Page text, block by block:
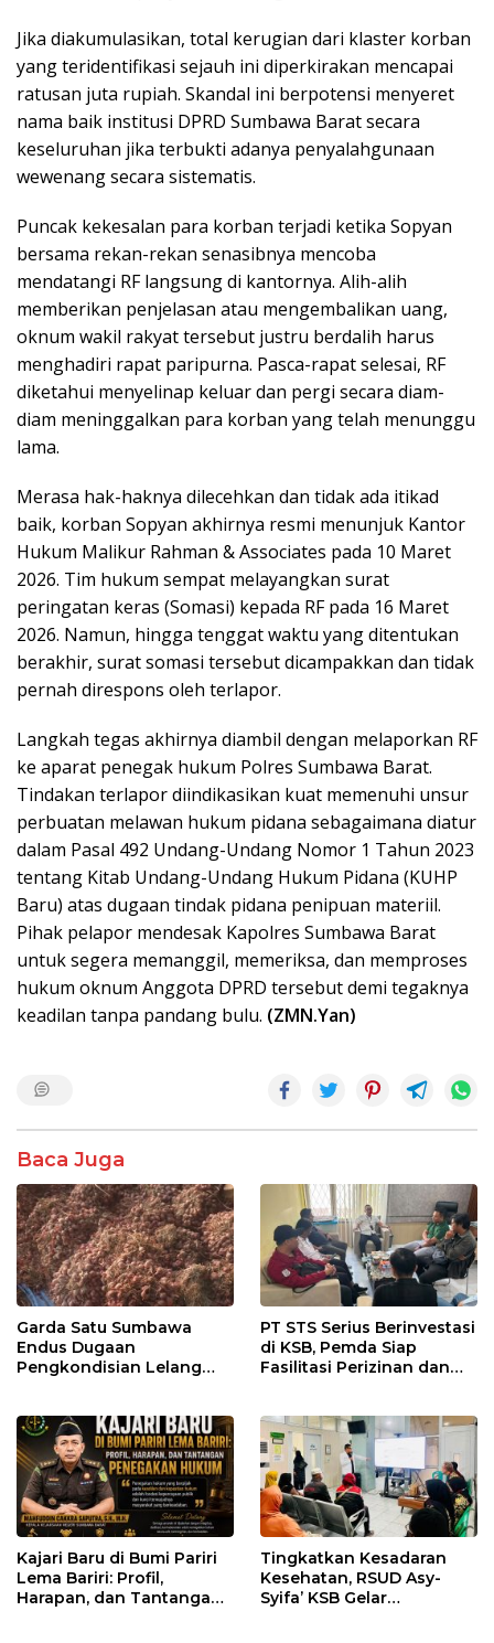
Jika diakumulasikan, total kerugian dari klaster korban
yang teridentifikasi sejauh ini diperkirakan mencapai
ratusan juta rupiah. Skandal ini berpotensi menyeret
nama baik institusi DPRD Sumbawa Barat secara
keseluruhan jika terbukti adanya penyalahgunaan
wewenang secara sistematis.
Puncak kekesalan para korban terjadi ketika Sopyan
bersama rekan-rekan senasibnya mencoba
mendatangi RF langsung di kantornya. Alih-alih
memberikan penjelasan atau mengembalikan uang,
oknum wakil rakyat tersebut justru berdalih harus
menghadiri rapat paripurna. Pasca-rapat selesai, RF
diketahui menyelinap keluar dan pergi secara diam-
diam meninggalkan para korban yang telah menunggu
lama.
Merasa hak-haknya dilecehkan dan tidak ada itikad
baik, korban Sopyan akhirnya resmi menunjuk Kantor
Hukum Malikur Rahman & Associates pada 10 Maret
2026. Tim hukum sempat melayangkan surat
peringatan keras (Somasi) kepada RF pada 16 Maret
2026. Namun, hingga tenggat waktu yang ditentukan
berakhir, surat somasi tersebut dicampakkan dan tidak
pernah direspons oleh terlapor.
Langkah tegas akhirnya diambil dengan melaporkan RF
ke aparat penegak hukum Polres Sumbawa Barat.
Tindakan terlapor diindikasikan kuat memenuhi unsur
perbuatan melawan hukum pidana sebagaimana diatur
dalam Pasal 492 Undang-Undang Nomor 1 Tahun 2023
tentang Kitab Undang-Undang Hukum Pidana (KUHP
Baru) atas dugaan tindak pidana penipuan materiil.
Pihak pelapor mendesak Kapolres Sumbawa Barat
untuk segera memanggil, memeriksa, dan memproses
hukum oknum Anggota DPRD tersebut demi tegaknya
keadilan tanpa pandang bulu. (ZMN.Yan)
Baca Juga
Garda Satu Sumbawa
Endus Dugaan
Pengkondisian Lelang
senilai Rp 7,5 Miliar
PT STS Serius Berinvestasi
di KSB, Pemda Siap
Fasilitasi Perizinan dan
Kajari Baru di Bumi Pariri
Lema Bariri: Profil,
Harapan, dan Tantangan
Tingkatkan Kesadaran
Kesehatan, RSUD Asy-
Syifa’ KSB Gelar